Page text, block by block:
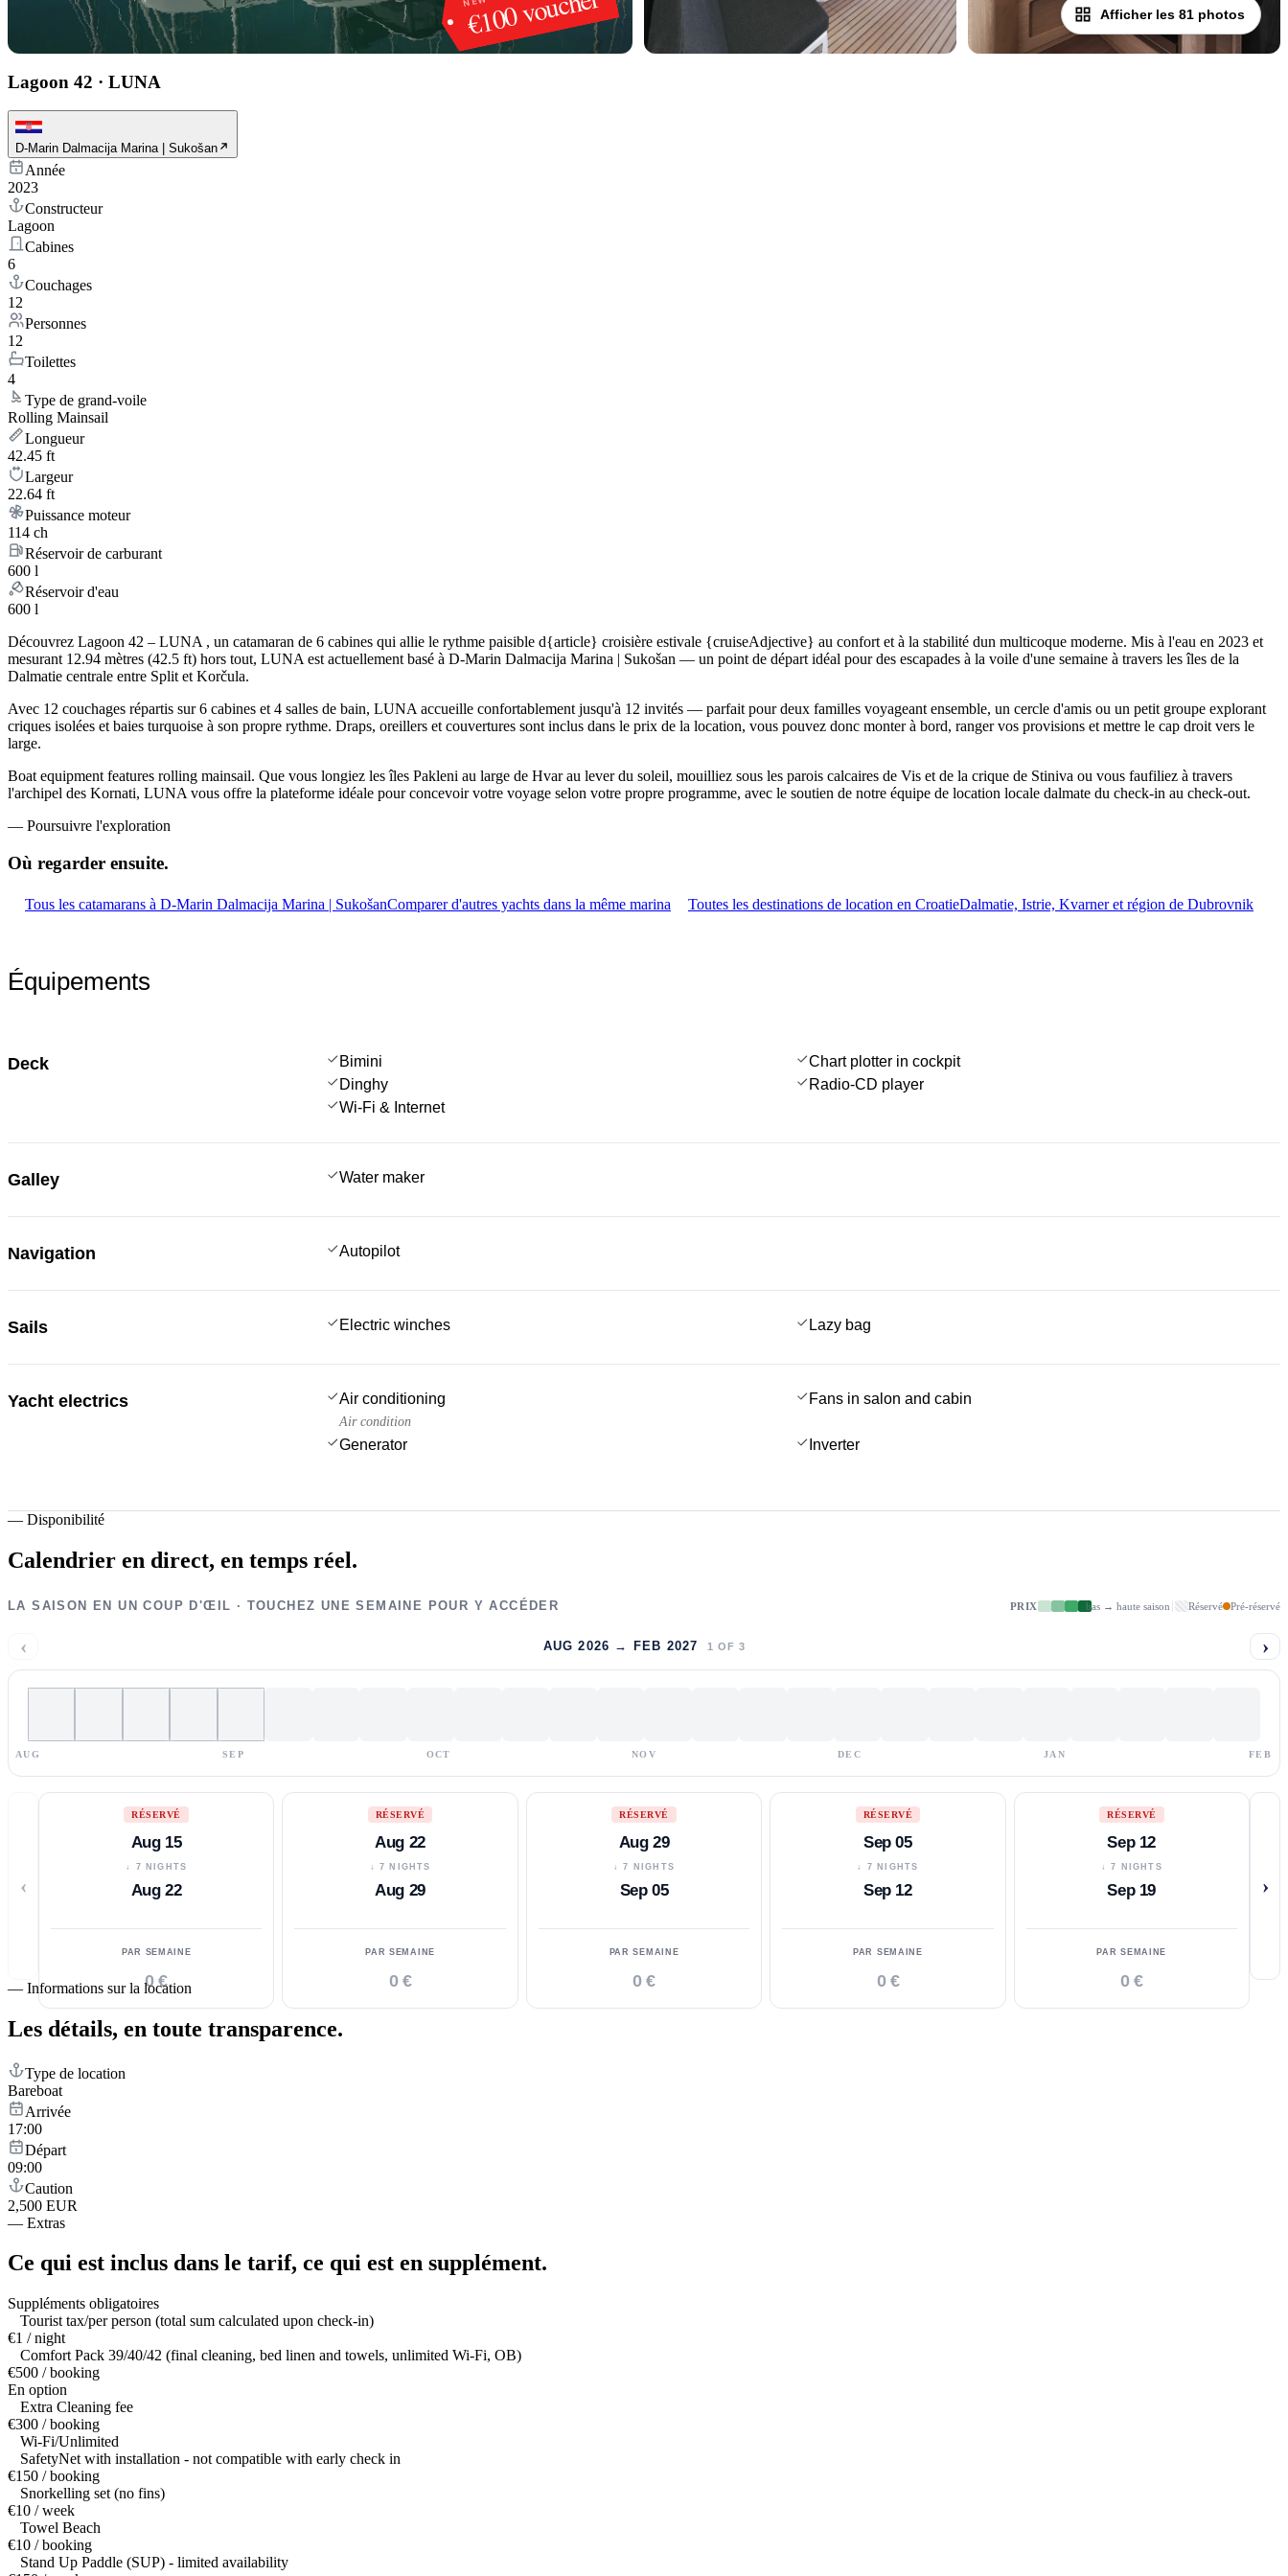
Afficher les 81 photos
Lagoon 42 · LUNA
D-Marin Dalmacija Marina | Sukošan
Année
2023
Constructeur
Lagoon
Cabines
6
Couchages
12
Personnes
12
Toilettes
4
Type de grand-voile
Rolling Mainsail
Longueur
42.45 ft
Largeur
22.64 ft
Puissance moteur
114 ch
Réservoir de carburant
600 l
Réservoir d'eau
600 l
Découvrez Lagoon 42 – LUNA , un catamaran de 6 cabines qui allie le rythme paisible d{article} croisière estivale {cruiseAdjective} au confort et à la stabilité dun multicoque moderne. Mis à l'eau en 2023 et
mesurant 12.94 mètres (42.5 ft) hors tout, LUNA est actuellement basé à D-Marin Dalmacija Marina | Sukošan — un point de départ idéal pour des escapades à la voile d'une semaine à travers les îles de la
Dalmatie centrale entre Split et Korčula.
Avec 12 couchages répartis sur 6 cabines et 4 salles de bain, LUNA accueille confortablement jusqu'à 12 invités — parfait pour deux familles voyageant ensemble, un cercle d'amis ou un petit groupe explorant
criques isolées et baies turquoise à son propre rythme. Draps, oreillers et couvertures sont inclus dans le prix de la location, vous pouvez donc monter à bord, ranger vos provisions et mettre le cap droit vers le
large.
Boat equipment features rolling mainsail. Que vous longiez les îles Pakleni au large de Hvar au lever du soleil, mouilliez sous les parois calcaires de Vis et de la crique de Stiniva ou vous faufiliez à travers
l'archipel des Kornati, LUNA vous offre la plateforme idéale pour concevoir votre voyage selon votre propre programme, avec le soutien de notre équipe de location locale dalmate du check-in au check-out.
— Poursuivre l'exploration
Où regarder ensuite.
Tous les catamarans à D-Marin Dalmacija Marina | SukošanComparer d'autres yachts dans la même marina Toutes les destinations de location en CroatieDalmatie, Istrie, Kvarner et région de Dubrovnik
Équipements
Deck Bimini
Chart plotter in cockpit
Dinghy
Radio-CD player
Wi-Fi & Internet
Galley Water maker
Navigation Autopilot
Sails Electric winches Lazy bag
Yacht electrics Air conditioning
Air condition
Fans in salon and cabin
Generator Inverter
— Disponibilité
Calendrier en direct, en temps réel.
LA SAISON EN UN COUP D'ŒIL · TOUCHEZ UNE SEMAINE POUR Y ACCÉDER PRIX bas → haute saison Réservé Pré-réservé
‹ AUG 2026 → FEB 2027 1 OF 3 ›
AUG SEP OCT NOV DEC JAN FEB
‹
RÉSERVÉ
Aug 15
↓ 7 NIGHTS
Aug 22
PAR SEMAINE
0 €
RÉSERVÉ
Aug 22
↓ 7 NIGHTS
Aug 29
PAR SEMAINE
0 €
RÉSERVÉ
Aug 29
↓ 7 NIGHTS
Sep 05
PAR SEMAINE
0 €
RÉSERVÉ
Sep 05
↓ 7 NIGHTS
Sep 12
PAR SEMAINE
0 €
RÉSERVÉ
Sep 12
↓ 7 NIGHTS
Sep 19
PAR SEMAINE
0 €
›
— Informations sur la location
Les détails, en toute transparence.
Type de location
Bareboat
Arrivée
17:00
Départ
09:00
Caution
2,500 EUR
— Extras
Ce qui est inclus dans le tarif, ce qui est en supplément.
Suppléments obligatoires
Tourist tax/per person (total sum calculated upon check-in)
€1 / night
Comfort Pack 39/40/42 (final cleaning, bed linen and towels, unlimited Wi-Fi, OB)
€500 / booking
En option
Extra Cleaning fee
€300 / booking
Wi-Fi/Unlimited
SafetyNet with installation - not compatible with early check in
€150 / booking
Snorkelling set (no fins)
€10 / week
Towel Beach
€10 / booking
Stand Up Paddle (SUP) - limited availability